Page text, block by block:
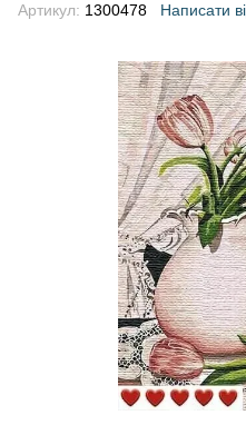
Артикул: 1300478 Написати